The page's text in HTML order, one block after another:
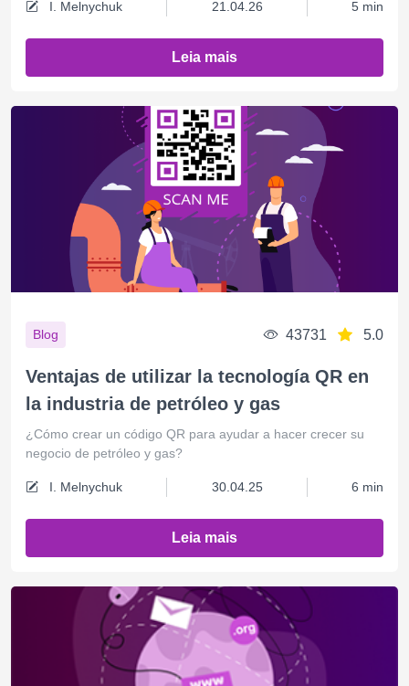
I. Melnychuk 21.04.26 5 min
Leia mais
Blog 43731 5.0
Ventajas de utilizar la tecnología QR en
la industria de petróleo y gas
¿Сómo crear un código QR para ayudar a hacer crecer su
negocio de petróleo y gas?
I. Melnychuk 30.04.25 6 min
Leia mais